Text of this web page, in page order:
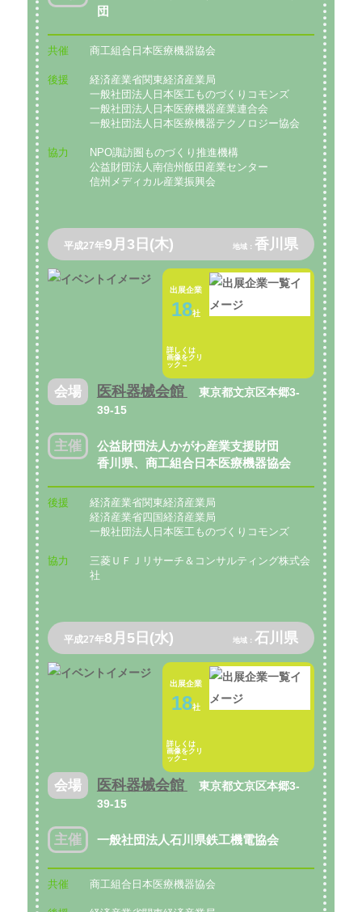
団
共催 商工組合日本医療機器協会
後援
経済産業省関東経済産業局
一般社団法人日本医工ものづくりコモンズ
一般社団法人日本医療機器産業連合会
一般社団法人日本医療機器テクノロジー協会
協力
NPO諏訪圏ものづくり推進機構
公益財団法人南信州飯田産業センター
信州メディカル産業振興会
平成27年9月3日(木) 地域：香川県
出展企業
18社
詳しくは
画像をクリ
ック→
会場 医科器械会館
東京都文京区本郷3-
39-15
主催
公益財団法人かがわ産業支援財団
香川県、商工組合日本医療機器協会
後援
経済産業省関東経済産業局
経済産業省四国経済産業局
一般社団法人日本医工ものづくりコモンズ
協力
三菱ＵＦＪリサーチ＆コンサルティング株式会
社
平成27年8月5日(水) 地域：石川県
出展企業
18社
詳しくは
画像をクリ
ック→
会場 医科器械会館
東京都文京区本郷3-
39-15
主催 一般社団法人石川県鉄工機電協会
共催 商工組合日本医療機器協会